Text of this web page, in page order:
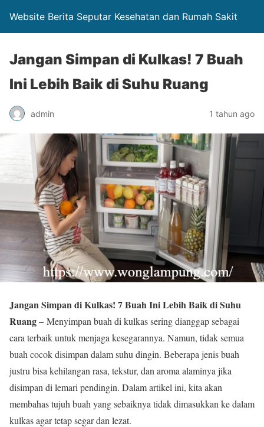
Website Berita Seputar Kesehatan dan Rumah Sakit
Jangan Simpan di Kulkas! 7 Buah
Ini Lebih Baik di Suhu Ruang
admin 1 tahun ago
Jangan Simpan di Kulkas! 7 Buah Ini Lebih Baik di Suhu
Ruang – Menyimpan buah di kulkas sering dianggap sebagai
cara terbaik untuk menjaga kesegarannya. Namun, tidak semua
buah cocok disimpan dalam suhu dingin. Beberapa jenis buah
justru bisa kehilangan rasa, tekstur, dan aroma alaminya jika
disimpan di lemari pendingin. Dalam artikel ini, kita akan
membahas tujuh buah yang sebaiknya tidak dimasukkan ke dalam
kulkas agar tetap segar dan lezat.